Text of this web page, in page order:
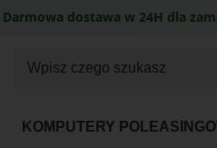
KOMPUTERY
Darmowa dostawa w 24H dla